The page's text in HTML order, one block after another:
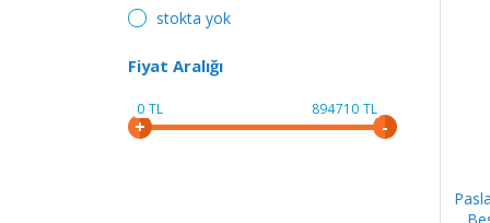
stokta yok
Fiyat Aralığı
0 TL 894710 TL